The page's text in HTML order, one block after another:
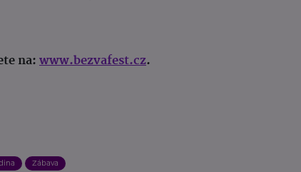
na:www.bezvafest.cz.
Zábava